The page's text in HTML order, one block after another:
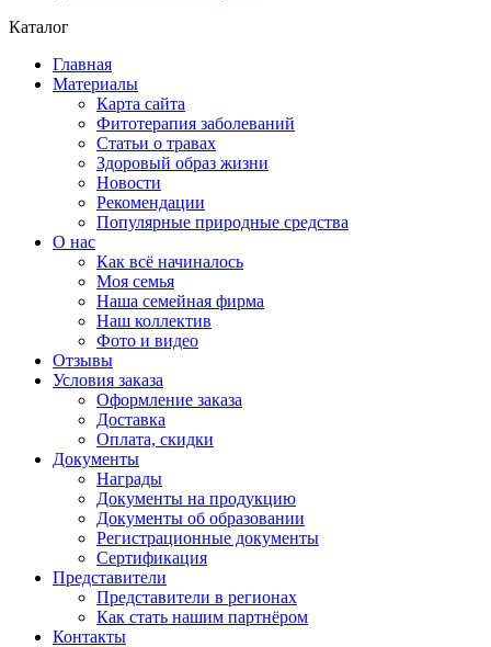
Каталог
Главная
Материалы
Карта сайта
Фитотерапия заболеваний
Статьи о травах
Здоровый образ жизни
Новости
Рекомендации
Популярные природные средства
О нас
Как всё начиналось
Моя семья
Наша семейная фирма
Наш коллектив
Фото и видео
Отзывы
Условия заказа
Оформление заказа
Доставка
Оплата, скидки
Документы
Награды
Документы на продукцию
Документы об образовании
Регистрационные документы
Сертификация
Представители
Представители в регионах
Как стать нашим партнёром
Контакты